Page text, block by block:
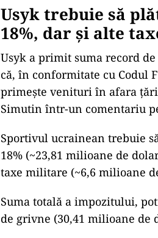
Usyk trebuie să
18%, dar și alte
Usyk a primit suma record de
că, în conformitate cu Codul
primește venituri în afara
Simutin într-un comentariu
Sportivul ucrainean trebuie
18% (~23,81 milioane de
taxe militare (~6,6 milioane
Suma totală a impozitului,
de grivne (30,41 milioane de